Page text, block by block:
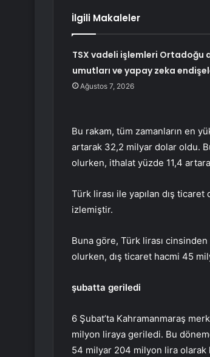
İlgili Makaleler
TSX vadeli işlemleri Ortadoğu
umutları ve yapay zeka
Ağustos 7, 2026
Bu rakam, tüm zamanların en
artarak 32,2 milyar dolar oldu.
olurken, ithalat yüzde 11,4
Türk lirası ile yapılan dış
izlemiştir.
Buna göre, Türk lirası
olurken, dış ticaret hacmi 45
şubatta geriledi
6 Şubat’ta Kahramanmaraş
milyon liraya geriledi. Bu
54 milyar 204 milyon lira olarak